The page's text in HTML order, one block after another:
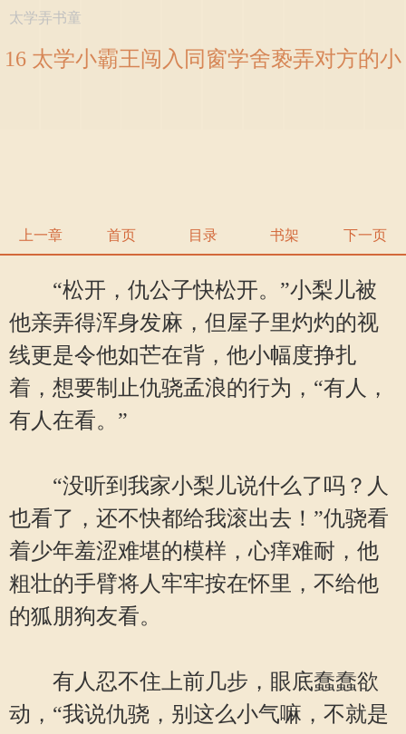
太学弄书童
16 太学小霸王闯入同窗学舍亵弄对方的小
上一章 首页 目录 书架 下一页
“松开，仇公子快松开。”小梨儿被
他亲弄得浑身发麻，但屋子里灼灼的视
线更是令他如芒在背，他小幅度挣扎
着，想要制止仇骁孟浪的行为，“有人，
有人在看。”
“没听到我家小梨儿说什么了吗？人
也看了，还不快都给我滚出去！”仇骁看
着少年羞涩难堪的模样，心痒难耐，他
粗壮的手臂将人牢牢按在怀里，不给他
的狐朋狗友看。
有人忍不住上前几步，眼底蠢蠢欲
动，“我说仇骁，别这么小气嘛，不就是